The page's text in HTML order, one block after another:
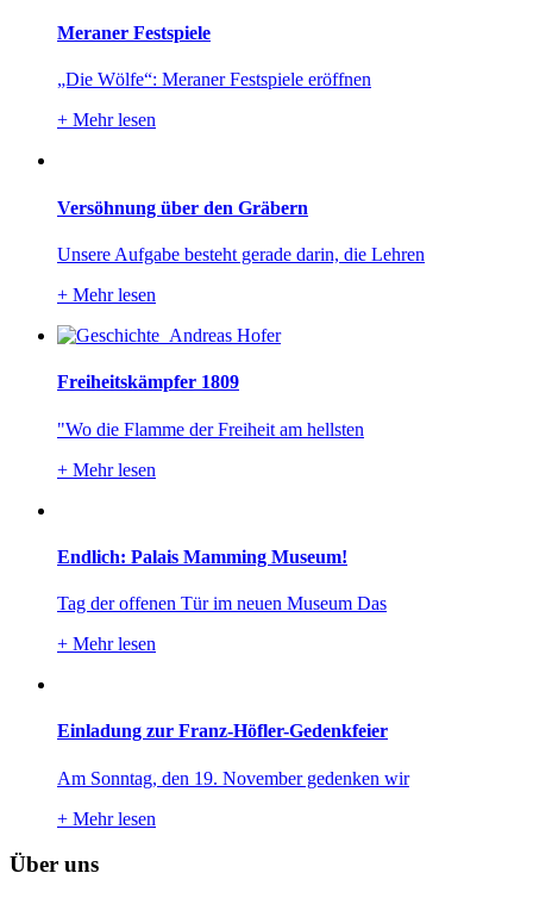
Meraner Festspiele
„Die Wölfe“: Meraner Festspiele eröffnen
+ Mehr lesen
Versöhnung über den Gräbern
Unsere Aufgabe besteht gerade darin, die Lehren
+ Mehr lesen
Freiheitskämpfer 1809
"Wo die Flamme der Freiheit am hellsten
+ Mehr lesen
Endlich: Palais Mamming Museum!
Tag der offenen Tür im neuen Museum Das
+ Mehr lesen
Einladung zur Franz-Höfler-Gedenkfeier
Am Sonntag, den 19. November gedenken wir
+ Mehr lesen
Über uns